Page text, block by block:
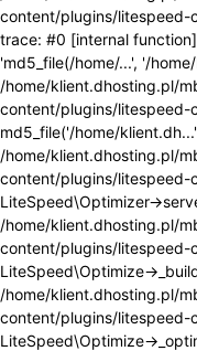
content/plugins/litespeed-
trace: #0 [internal
'md5_file(/home/...', '/
/home/klient.dhosting.pl/
content/plugins/litespeed-
md5_file('/home/
/home/klient.dhosting.pl/
content/plugins/
LiteSpeed\Optimizer-
/home/klient.dhosting.pl/
content/plugins/
LiteSpeed\Optimize-
/home/klient.dhosting.pl/
content/plugins/litespeed-
LiteSpeed\Optimize-